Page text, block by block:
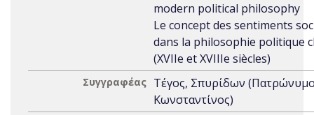
modern political philosophy
Le concept des sentiments
dans la philosophie politique
(XVIIe et XVIIIe siècles)
Συγγραφέας Τέγος, Σπυρίδων
Κωνσταντίνος)